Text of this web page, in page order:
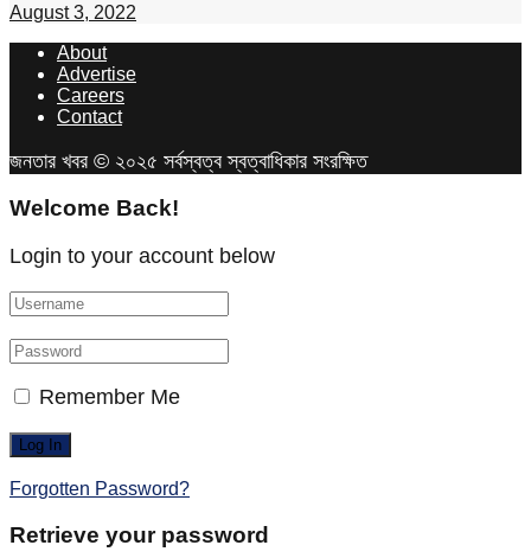
August 3, 2022
About
Advertise
Careers
Contact
জনতার খবর © ২০২৫ সর্বস্বত্ব স্বত্বাধিকার সংরক্ষিত
Welcome Back!
Login to your account below
Remember Me
Forgotten Password?
Retrieve your password